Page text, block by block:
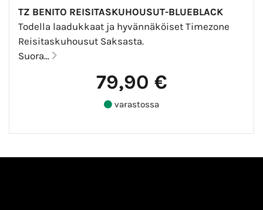
TZ BENITO REISITASKUHOUSUT-BLUEBLACK
Todella laadukkaat ja hyvännäköiset Timezone
Reisitaskuhousut Saksasta.
Suora...
79,90 €
varastossa